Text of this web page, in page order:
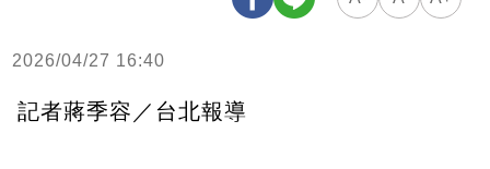
2026/04/27 16:40
記者蔣季容／台北報導